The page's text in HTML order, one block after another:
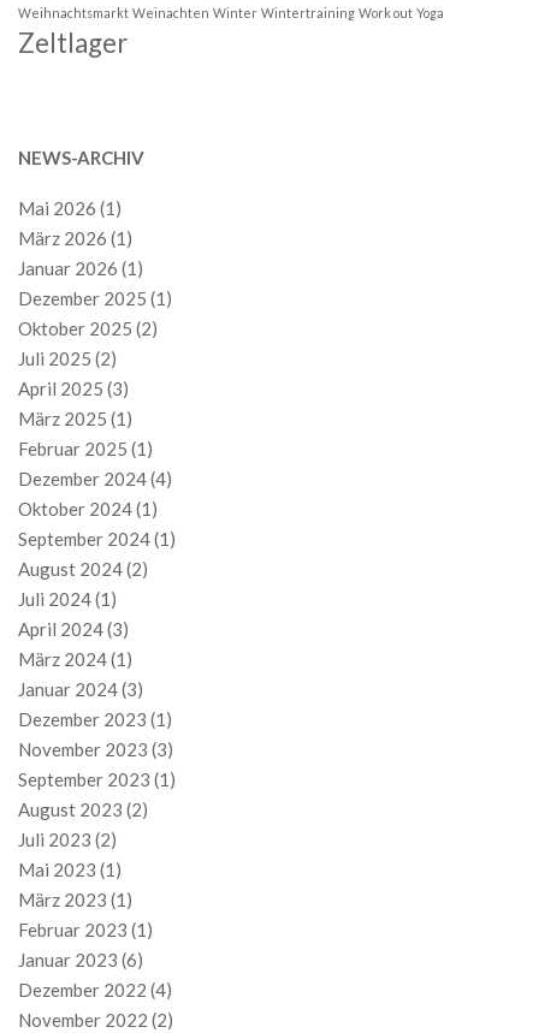
Weihnachtsmarkt Weinachten Winter Wintertraining Work out Yoga
Zeltlager
NEWS-ARCHIV
Mai 2026 (1)
März 2026 (1)
Januar 2026 (1)
Dezember 2025 (1)
Oktober 2025 (2)
Juli 2025 (2)
April 2025 (3)
März 2025 (1)
Februar 2025 (1)
Dezember 2024(4)
Oktober 2024(1)
September 2024(1)
August 2024(2)
Juli 2024(1)
April 2024(3)
März 2024(1)
Januar 2024(3)
Dezember 2023 (1)
November 2023 (3)
September 2023 (1)
August 2023 (2)
Juli 2023 (2)
Mai 2023 (1)
März 2023 (1)
Februar 2023 (1)
Januar 2023 (6)
Dezember 2022 (4)
November 2022 (2)